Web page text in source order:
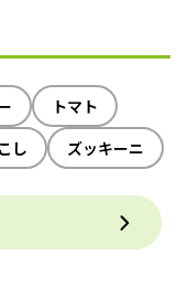
トマト
し ズッキーニ